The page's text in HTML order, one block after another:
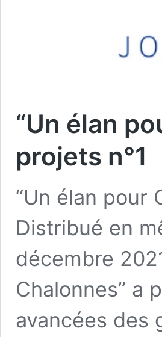
“Un élan
projets n°1
“Un élan pour
Distribué en
décembre
Chalonnes” a
avancées des